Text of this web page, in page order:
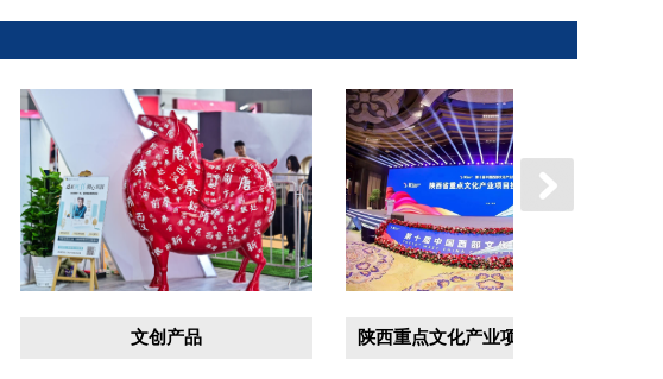
第五届中国西安国际文创产品创新设计大赛颁奖典礼
文创产品